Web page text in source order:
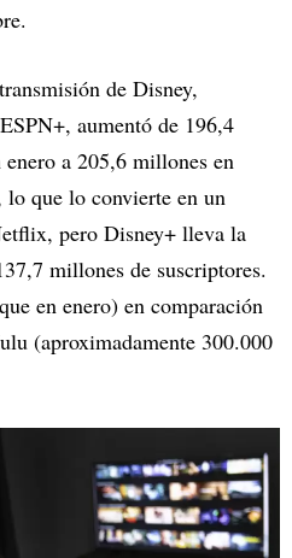
de Disney,
aumentó de 196,4
a 205,6 millones en
que lo convierte en un
pero Disney+ lleva la
millones de suscriptores.
en enero) en comparación
(aproximadamente 300.000